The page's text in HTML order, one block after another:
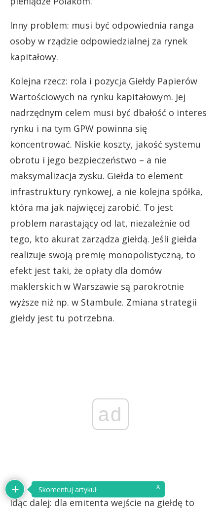
Inny problem: musi być odpowiednia ranga
osoby w rządzie odpowiedzialnej za rynek
kapitałowy.
Kolejna rzecz: rola i pozycja Giełdy Papierów
Wartościowych na rynku kapitałowym. Jej
nadrzędnym celem musi być dbałość o interes
rynku i na tym GPW powinna się
koncentrować. Niskie koszty, jakość systemu
obrotu i jego bezpieczeństwo – a nie
maksymalizacja zysku. Giełda to element
infrastruktury rynkowej, a nie kolejna spółka,
która ma jak najwięcej zarobić. To jest
problem narastający od lat, niezależnie od
tego, kto akurat zarządza giełdą. Jeśli giełda
realizuje swoją premię monopolistyczną, to
efekt jest taki, że opłaty dla domów
maklerskich w Warszawie są parokrotnie
wyższe niż np. w Stambule. Zmiana strategii
giełdy jest tu potrzebna.
ad
Idąc dalej: dla emitenta wejście na giełdę to